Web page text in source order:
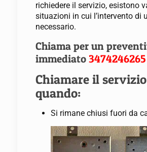
richiedere il servizio, esistono
situazioni in cui l’intervento di
necessario.
Chiama per un
immediato 3474246265
Chiamare il servizio
quando:
Si rimane chiusi fuori da